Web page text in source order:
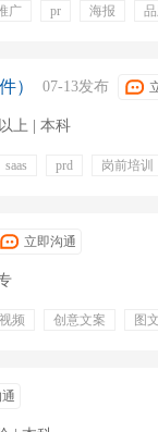
广 pr 海报
） 07-13发布
上 | 本科
saas prd 岗前培训
立即沟通
频 创意文案 图文